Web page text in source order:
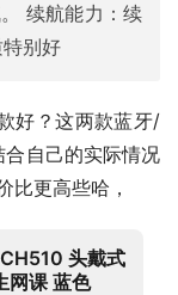
续航能力：续
别好
好？这两款蓝牙/
自己的实际情况
比更高些哈，
头戴式
网课 蓝色